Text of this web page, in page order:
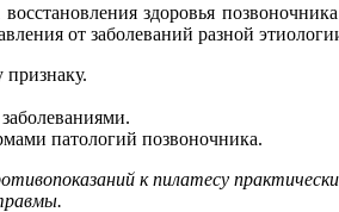
восстановления здоровья
от заболеваний разной
патологий позвоночника.
к пилатесу